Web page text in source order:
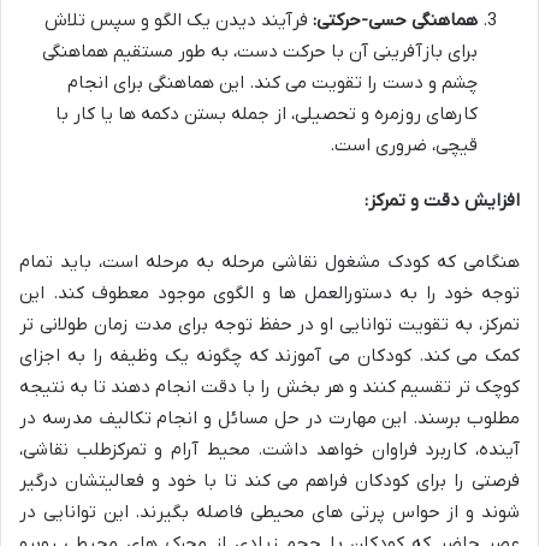
هماهنگی حسی-حرکتی: فرآیند دیدن یک الگو و سپس تلاش
برای بازآفرینی آن با حرکت دست، به طور مستقیم هماهنگی
چشم و دست را تقویت می کند. این هماهنگی برای انجام
کارهای روزمره و تحصیلی، از جمله بستن دکمه ها یا کار با
قیچی، ضروری است.
افزایش دقت و تمرکز:
هنگامی که کودک مشغول نقاشی مرحله به مرحله است، باید تمام
توجه خود را به دستورالعمل ها و الگوی موجود معطوف کند. این
تمرکز، به تقویت توانایی او در حفظ توجه برای مدت زمان طولانی تر
کمک می کند. کودکان می آموزند که چگونه یک وظیفه را به اجزای
کوچک تر تقسیم کنند و هر بخش را با دقت انجام دهند تا به نتیجه
مطلوب برسند. این مهارت در حل مسائل و انجام تکالیف مدرسه در
آینده، کاربرد فراوان خواهد داشت. محیط آرام و تمرکزطلب نقاشی،
فرصتی را برای کودکان فراهم می کند تا با خود و فعالیتشان درگیر
شوند و از حواس پرتی های محیطی فاصله بگیرند. این توانایی در